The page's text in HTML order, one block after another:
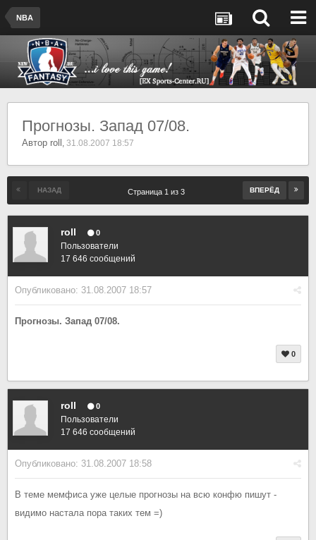
NBA
Прогнозы. Запад 07/08.
Автор roll , 31.08.2007 18:57
НАЗАД ВПЕРЁД
Страница 1 из 3
roll 0
Пользователи
17 646 сообщений
Опубликовано: 31.08.2007 18:57
Прогнозы. Запад 07/08.
0
roll 0
Пользователи
17 646 сообщений
Опубликовано: 31.08.2007 18:58
В теме мемфиса уже целые прогнозы на всю конфю пишут -
видимо настала пора таких тем =)